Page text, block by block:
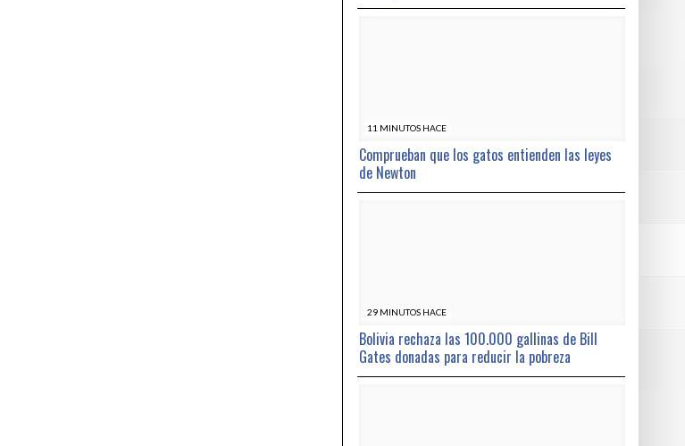
11 MINUTOS HACE
Comprueban que los gatos entienden las leyes
de Newton
29 MINUTOS HACE
Bolivia rechaza las 100.000 gallinas de Bill
Gates donadas para reducir la pobreza